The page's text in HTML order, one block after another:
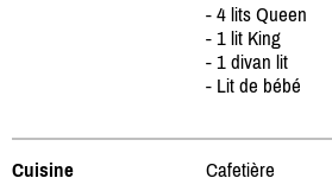
- 4 lits Queen
- 1 lit King
- 1 divan lit
- Lit de bébé
Cuisine
Cafetière